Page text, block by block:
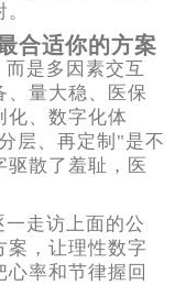
合适你的方案
是多因素交互
、量大稳、医保
化、数字化体
层、再定制"是不
驱散了羞耻，医
走访上面的公
案，让理性数字
率和节律握回